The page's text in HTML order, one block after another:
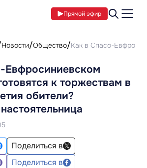
Прямой эфир
Новости Общество Как в Спасо-
Евфросиниевском
к торжествам в
обители?
Поделиться в
Поделиться в